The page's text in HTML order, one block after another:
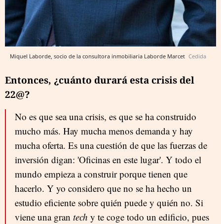
Miquel Laborde, socio de la consultora inmobiliaria Laborde Marcet Cedida
Entonces, ¿cuánto durará esta crisis del
22@?
No es que sea una crisis, es que se ha construido
mucho más. Hay mucha menos demanda y hay
mucha oferta. Es una cuestión de que las fuerzas de
inversión digan: 'Oficinas en este lugar'. Y todo el
mundo empieza a construir porque tienen que
hacerlo. Y yo considero que no se ha hecho un
estudio eficiente sobre quién puede y quién no. Si
viene una gran tech y te coge todo un edificio, pues